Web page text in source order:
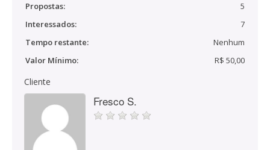
Propostas:
5
Interessados:
7
Tempo restante:
Nenhum
Valor Mínimo:
R$ 50,00
Cliente
Fresco S.